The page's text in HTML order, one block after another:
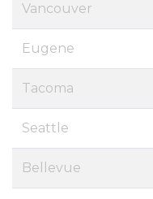
Vancouver
Eugene
Tacoma
Seattle
Bellevue